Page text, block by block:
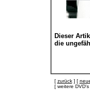
Dieser
die
[ zurück] [
[ weitere